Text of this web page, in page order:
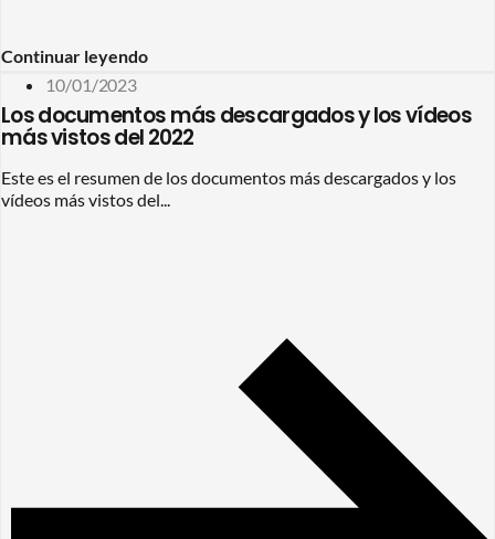
Continuar leyendo
10/01/2023
Los documentos más descargados y los vídeos
más vistos del 2022
Este es el resumen de los documentos más descargados y los
vídeos más vistos del...